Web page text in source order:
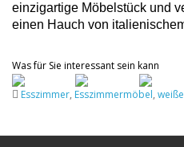
einzigartige Möbelstück und
einen Hauch von
Was für Sie interessant sein kann
Esszimmer, Esszimmermöbel,